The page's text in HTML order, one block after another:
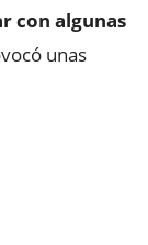
con algunas
unas